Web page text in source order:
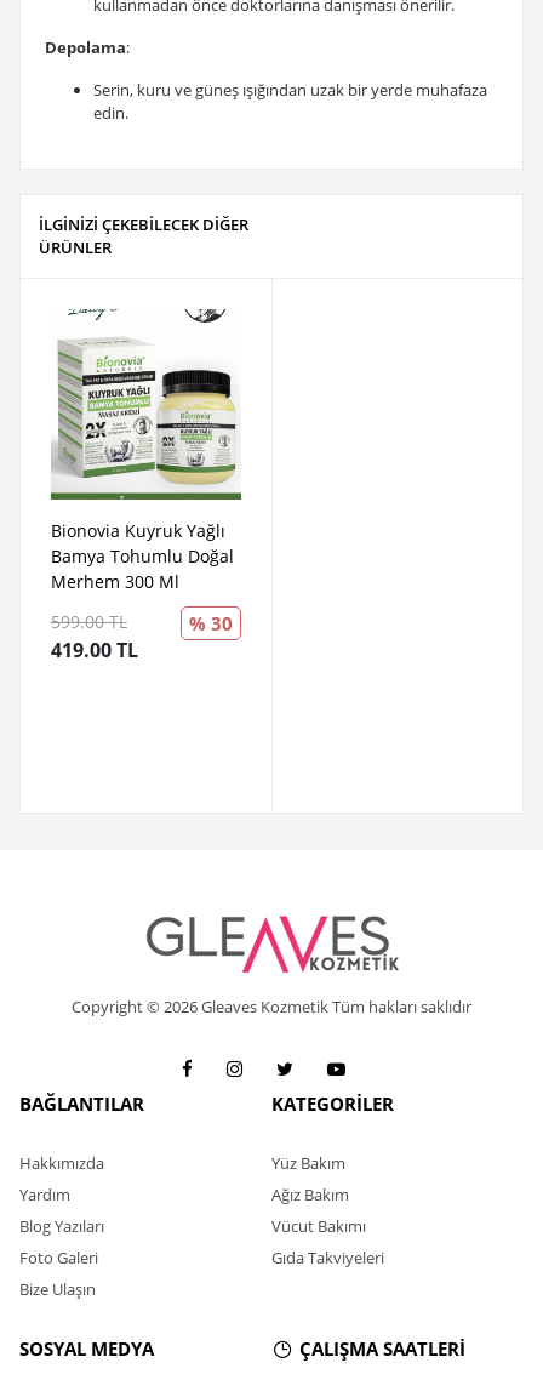
kullanmadan önce doktorlarına danışması önerilir.
Depolama:
Serin, kuru ve güneş ışığından uzak bir yerde muhafaza
edin.
İLGİNİZİ ÇEKEBİLECEK DİĞER
ÜRÜNLER
Bionovia Kuyruk Yağlı
Bamya Tohumlu Doğal
Merhem 300 Ml
599.00 TL
419.00 TL
% 30
Copyright © 2026 Gleaves Kozmetik Tüm hakları saklıdır
BAĞLANTILAR
Hakkımızda
Yardım
Blog Yazıları
Foto Galeri
Bize Ulaşın
KATEGORİLER
Yüz Bakım
Ağız Bakım
Vücut Bakımı
Gıda Takviyeleri
SOSYAL MEDYA ÇALIŞMA SAATLERİ